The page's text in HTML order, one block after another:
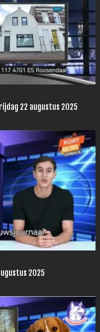
22 augustus 2025
2025